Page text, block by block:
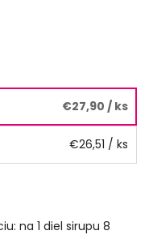
€27,90 / ks
€26,51 / ks
na 1 diel sirupu 8